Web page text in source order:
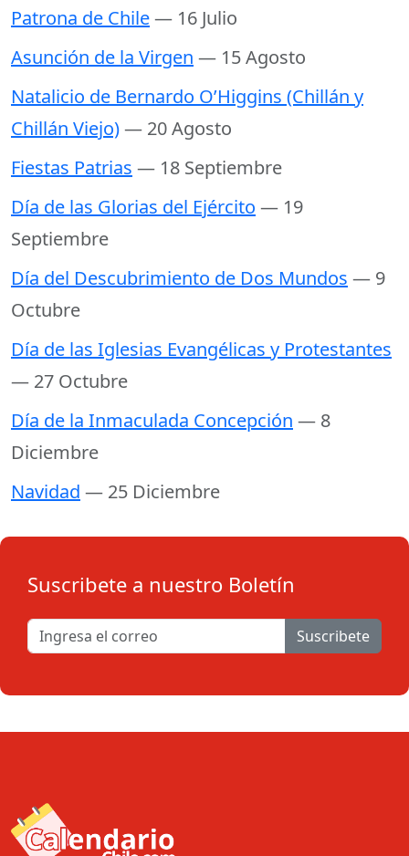
Patrona de Chile— 16 Julio
Asunción de la Virgen — 15 Agosto
Natalicio de Bernardo O’Higgins (Chillán y
Chillán Viejo)— 20 Agosto
Fiestas Patrias — 18 Septiembre
Día de las Glorias del Ejército — 19
Septiembre
Día del Descubrimiento de Dos Mundos — 9
Octubre
Día de las Iglesias Evangélicas y Protestantes
— 27 Octubre
Día de la Inmaculada Concepción — 8
Diciembre
Navidad — 25 Diciembre
Suscribete a nuestro Boletín
Suscribete